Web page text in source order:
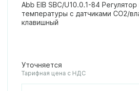
Abb EIB SBC/U10.0.1-84
температуры с датчиками CO2/
клавишный
Уточняется
Тарифная цена с НДС